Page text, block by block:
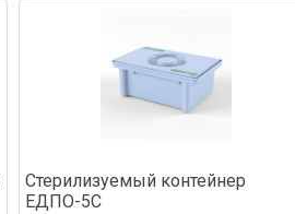
Стерилизуемый контейнер
ЕДПО-5С